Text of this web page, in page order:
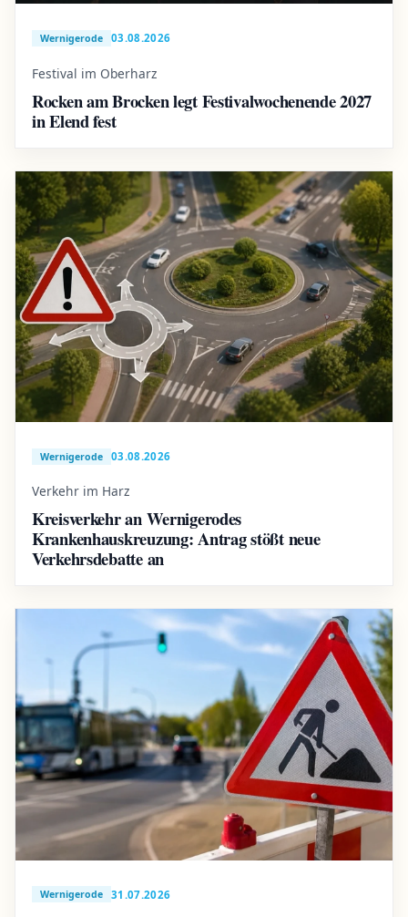
Wernigerode 03.08.2026
Festival im Oberharz
Rocken am Brocken legt Festivalwochenende 2027
in Elend fest
Wernigerode 03.08.2026
Verkehr im Harz
Kreisverkehr an Wernigerodes
Krankenhauskreuzung: Antrag stößt neue
Verkehrsdebatte an
Wernigerode 31.07.2026